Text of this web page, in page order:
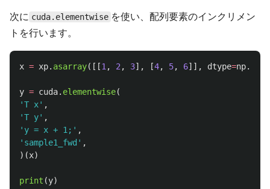
次に cuda.elementwise を使い、配列要素のインクリメン
トを行います。
x = xp. asarray([[1 , 2 , 3], [4, 5, 6]], dtype=np.
y = cuda. elementwise(
'T x' ,
'T y' ,
' y = x + 1; ' ,
' sample1_fwd ' ,
)(x)
print (y)